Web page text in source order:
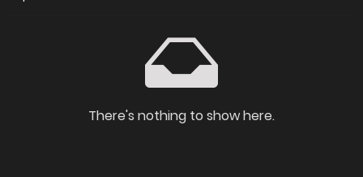
There's nothing to show here.